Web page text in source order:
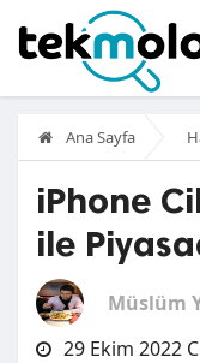
Ana Sayfa
iPhone
ile
Müslüm
29 Ekim 2022